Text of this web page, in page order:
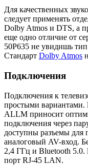
Для качественных
следует применять
Dolby Atmos и DTS, а
еще одно отличие от
50P635 не увидишь
Стандарт Dolby Atmos
Подключения
Подключения к
простыми вариантами.
ALLM приносит
подключения через
доступны разъемы
аналоговый AV-вход.
2,4 ГГц и Bluetooth 5.0.
порт RJ-45 LAN.